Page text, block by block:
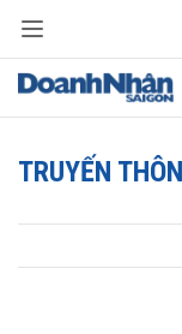
TRUYẾN